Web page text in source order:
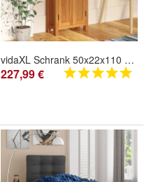
vidaXL Schrank 50x22x110 cm Massivholz Eiche
227,99 €